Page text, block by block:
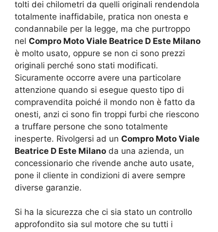
tolti dei chilometri da quelli originali rendendola
totalmente inaffidabile, pratica non onesta e
condannabile per la legge, ma che purtroppo
nel Compro Moto Viale Beatrice D Este Milano
è molto usato, oppure se non ci sono prezzi
originali perché sono stati modificati.
Sicuramente occorre avere una particolare
attenzione quando si esegue questo tipo di
compravendita poiché il mondo non è fatto da
onesti, anzi ci sono fin troppi furbi che riescono
a truffare persone che sono totalmente
inesperte. Rivolgersi ad un Compro Moto Viale
Beatrice D Este Milano da una azienda, un
concessionario che rivende anche auto usate,
pone il cliente in condizioni di avere sempre
diverse garanzie.
Si ha la sicurezza che ci sia stato un controllo
approfondito sia sul motore che su tutti i